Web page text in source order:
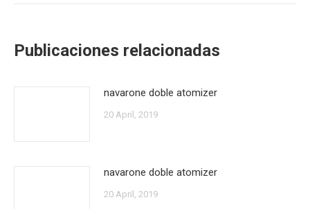
Publicaciones relacionadas
navarone doble atomizer
20 April, 2019
navarone doble atomizer
20 April, 2019